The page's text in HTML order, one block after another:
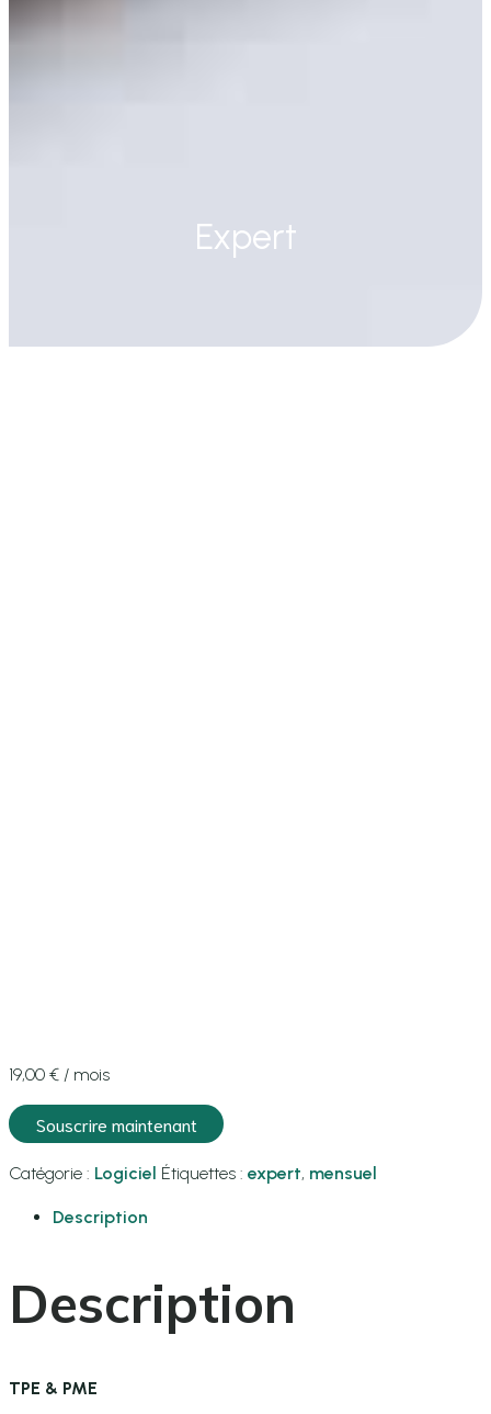
Expert
19,00 € / mois
quantité
de
Expert
Souscrire maintenant
Catégorie : Logiciel Étiquettes : expert, mensuel
Description
Description
TPE & PME